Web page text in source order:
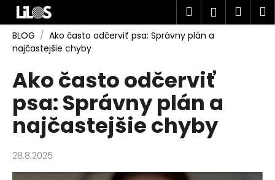
Prejsť
obsah
Hľadať
BLOG / Ako často odčerviť psa: Správny plán a
najčastejšie chyby
Ako často odčerviť
psa: Správny plán a
najčastejšie chyby
28.8.2025
o Späť
Späť
o
p
o
t
r
e